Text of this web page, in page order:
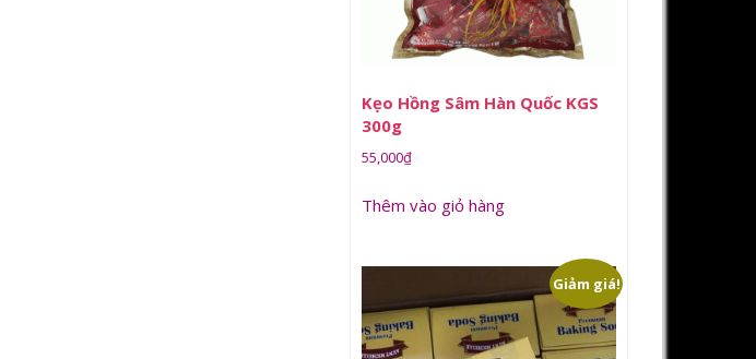
Kẹo Hồng Sâm Hàn Quốc KGS
300g
55,000₫
Thêm vào giỏ hàng
Giảm giá!